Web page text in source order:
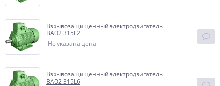
Взрывозащищенный электродвигатель
BAO2 315L2
Не указана цена
Взрывозащищенный электродвигатель
BAO2 315L6